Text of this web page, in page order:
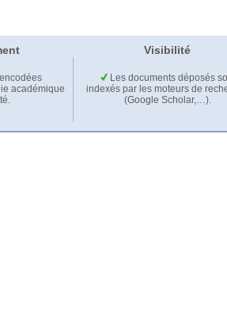
Visibilité
académique
Les documents déposés
indexés par les moteurs de
(Google Scholar,…).